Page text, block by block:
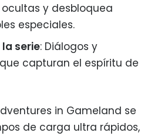
y desbloquea
especiales.
serie: Diálogos y
capturan el espíritu de
in Gameland se
de carga ultra rápidos,